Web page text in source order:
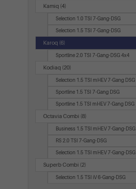
Kamiq (4)
Selection 1.0 TSI 7-Gang-DSG
Selection 1.5 TSI 7-Gang-DSG
Karoq (6)
Sportline 2.0 TSI 7-Gang-DSG 4x4
Kodiaq (20)
Selection 1.5 TSI mHEV 7-Gang DSG
Sportline 1.5 TSI 7-Gang DSG
Sportline 1.5 TSI mHEV 7-Gang DSG
Octavia Combi (8)
Business 1.5 TSI mHEV 7-Gang-DSG
RS 2.0 TSI 7-Gang-DSG
Selection 1.5 TSI mHEV 7-Gang-DSG
Superb Combi (2)
Selection 1.5 TSI iV 6-Gang-DSG